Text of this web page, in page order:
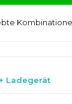
Ladegerät